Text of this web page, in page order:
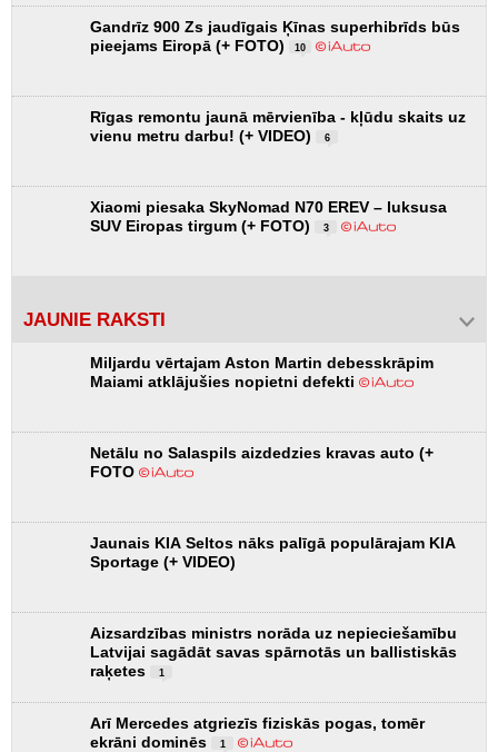
Gandrīz 900 Zs jaudīgais Ķīnas superhibrīds būs
pieejams Eiropā (+ FOTO)
10
Rīgas remontu jaunā mērvienība - kļūdu skaits uz
vienu metru darbu! (+ VIDEO)
6
Xiaomi piesaka SkyNomad N70 EREV – luksusa
SUV Eiropas tirgum (+ FOTO)
3
JAUNIE RAKSTI
Miljardu vērtajam Aston Martin debesskrāpim
Maiami atklājušies nopietni defekti
Netālu no Salaspils aizdedzies kravas auto (+
FOTO
Jaunais KIA Seltos nāks palīgā populārajam KIA
Sportage (+ VIDEO)
Aizsardzības ministrs norāda uz nepieciešamību
Latvijai sagādāt savas spārnotās un ballistiskās
raķetes
1
Arī Mercedes atgriezīs fiziskās pogas, tomēr
ekrāni dominēs
1